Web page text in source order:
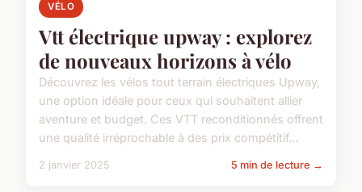
VÉLO
Vtt électrique upway : explorez
de nouveaux horizons à vélo
Découvrez les vélos tout terrain électriques Upway,
une option idéale pour ceux qui souhaitent allier
aventure et budget. Ces VTT reconditionnés offrent
une qualité irréprochable à des prix compétitif...
2 janvier 2025 5 min de lecture →